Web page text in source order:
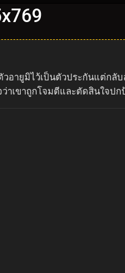
ยูมิไว้เป็นตัวประกันแต่กลั
าเขาถูกโจมตีและตัดสินใจ